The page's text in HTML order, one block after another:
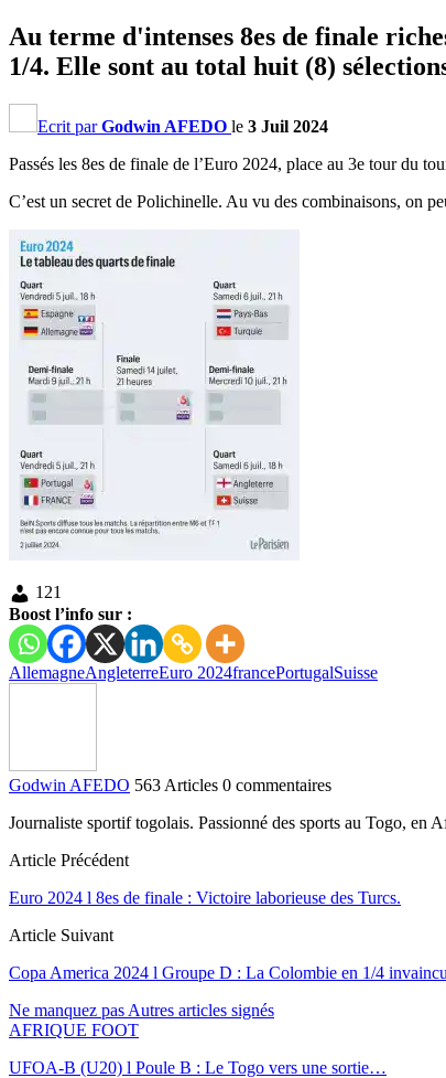
Au terme d'intenses 8es de finale
1/4. Elle sont au total huit (8)
Ecrit parGodwin AFEDO le 3 Juil 2024
Passés les 8es de finale de l’Euro 2024, place au 3e tour du
C’est un secret de Polichinelle. Au vu des combinaisons, on
121
Boost l’info sur :
AllemagneAngleterreEuro 2024francePortugalSuisse
Godwin AFEDO 563 Articles 0 commentaires
Journaliste sportif togolais. Passionné des sports au Togo,
Article Précédent
Euro 2024 l 8es de finale : Victoire laborieuse des Turcs.
Article Suivant
Copa America 2024 l Groupe D : La Colombie en 1/4
Ne manquez pas Autres articles signés
AFRIQUE FOOT
UFOA-B (U20) l Poule B : Le Togo vers une sortie…